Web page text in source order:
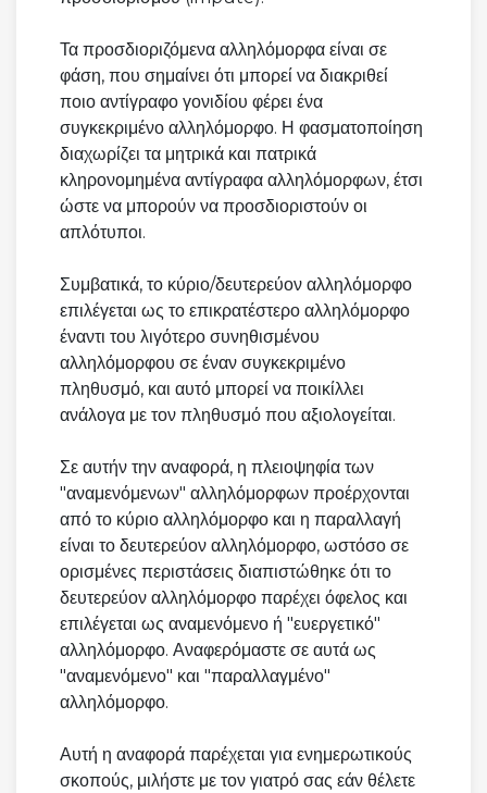
Τα προσδιοριζόμενα αλληλόμορφα είναι σε
φάση, που σημαίνει ότι μπορεί να διακριθεί
ποιο αντίγραφο γονιδίου φέρει ένα
συγκεκριμένο αλληλόμορφο. Η φασματοποίηση
διαχωρίζει τα μητρικά και πατρικά
κληρονομημένα αντίγραφα αλληλόμορφων, έτσι
ώστε να μπορούν να προσδιοριστούν οι
απλότυποι.
Συμβατικά, το κύριο/δευτερεύον αλληλόμορφο
επιλέγεται ως το επικρατέστερο αλληλόμορφο
έναντι του λιγότερο συνηθισμένου
αλληλόμορφου σε έναν συγκεκριμένο
πληθυσμό, και αυτό μπορεί να ποικίλλει
ανάλογα με τον πληθυσμό που αξιολογείται.
Σε αυτήν την αναφορά, η πλειοψηφία των
"αναμενόμενων" αλληλόμορφων προέρχονται
από το κύριο αλληλόμορφο και η παραλλαγή
είναι το δευτερεύον αλληλόμορφο, ωστόσο σε
ορισμένες περιστάσεις διαπιστώθηκε ότι το
δευτερεύον αλληλόμορφο παρέχει όφελος και
επιλέγεται ως αναμενόμενο ή "ευεργετικό"
αλληλόμορφο. Αναφερόμαστε σε αυτά ως
"αναμενόμενο" και "παραλλαγμένο"
αλληλόμορφο.
Αυτή η αναφορά παρέχεται για ενημερωτικούς
σκοπούς, μιλήστε με τον γιατρό σας εάν θέλετε